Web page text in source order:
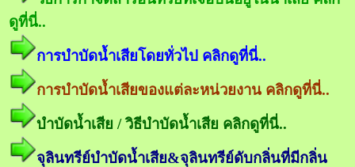
ดูที่นี่..
การบำบัดน้ำเสียโดยทั่วไป คลิกดูที่นี่..
การบำบัดน้ำเสียของแต่ละหน่วยงาน คลิกดูที่นี่..
บำบัดน้ำเสีย / วิธีบำบัดน้ำเสีย คลิกดูที่นี่..
จุลินทรีย์บำบัดน้ำเสีย&จุลินทรีย์ดับกลิ่นที่มีกลิ่น